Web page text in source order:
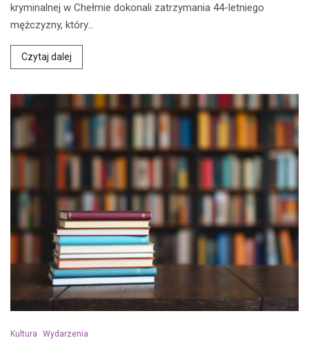
kryminalnej w Chełmie dokonali zatrzymania 44-letniego
mężczyzny, który…
Czytaj dalej
Kultura Wydarzenia